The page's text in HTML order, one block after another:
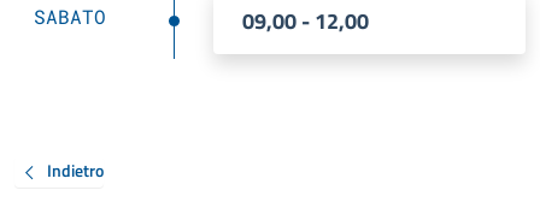
SABATO 09,00 - 12,00
Indietro